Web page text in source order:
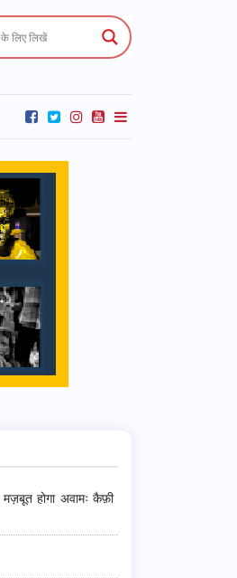
होगा अवामः कैफ़ी